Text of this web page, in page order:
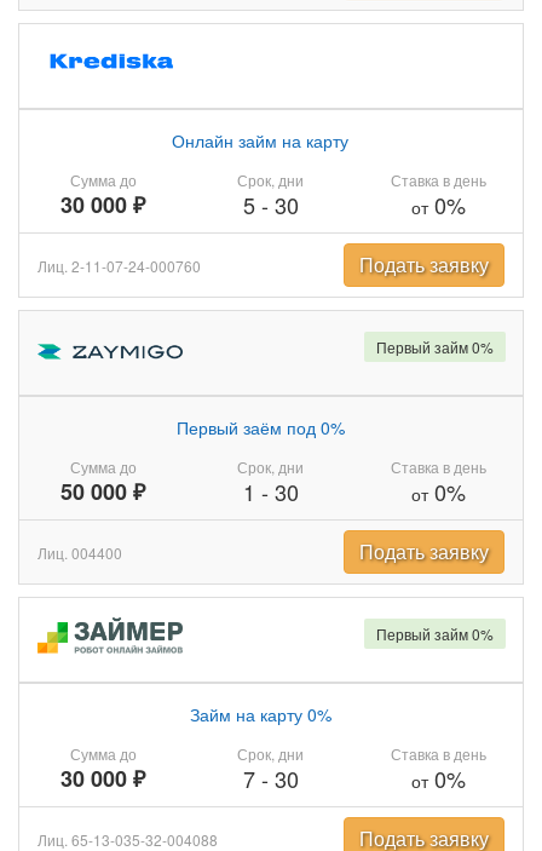
Сумма до
30 000 ₽
Онлайн займ на карту
Срок, дни
5- 30
Ставка в день
от0%
Лиц. 2-11-07-24-000760 Подать заявку
Сумма до
50 000 ₽
Первый заём под 0%
Срок, дни
1 - 30
Ставка в день
от0%
Первый займ 0%
Лиц. 004400 Подать заявку
Сумма до
30 000 ₽
Займ на карту 0%
Срок, дни
7- 30
Ставка в день
от0%
Первый займ 0%
Лиц. 65-13-035-32-004088 Подать заявку